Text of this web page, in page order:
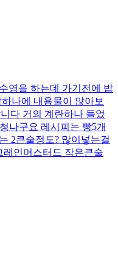
영을 하는데 가기전에 밥
나에 내용물이 많아보
다 거의 계란하나 들었
나구요 레시피는 빵5개
2큰술정도? 많이넣는걸
인머스터드 작은큰술